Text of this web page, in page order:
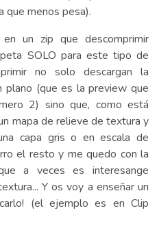
que menos pesa).
un zip que descomprimir
SOLO para este tipo de
no solo descargan la
plano (que es la preview que
2) sino que, como está
mapa de relieve de textura y
capa gris o en escala de
el resto y me quedo con la
a veces es interesange
Y os voy a enseñar un
(el ejemplo es en Clip